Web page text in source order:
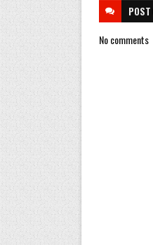
POST
No comments